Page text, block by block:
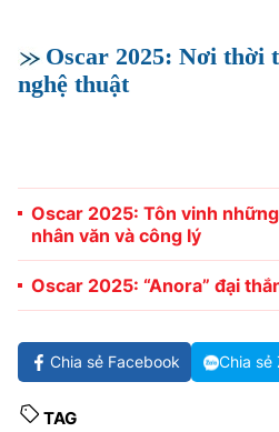
Oscar 2025: Nơi thời
nghệ thuật
Oscar 2025: Tôn vinh
nhân văn và công lý
Oscar 2025: “Anora” đại
Chia sẻ Facebook Chia sẻ
TAG